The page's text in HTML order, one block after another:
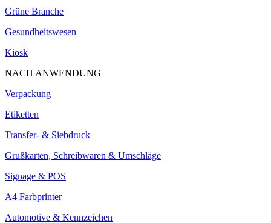
Grüne Branche
Gesundheitswesen
Kiosk
NACH ANWENDUNG
Verpackung
Etiketten
Transfer- & Siebdruck
Grußkarten, Schreibwaren & Umschläge
Signage & POS
A4 Farbprinter
Automotive & Kennzeichen